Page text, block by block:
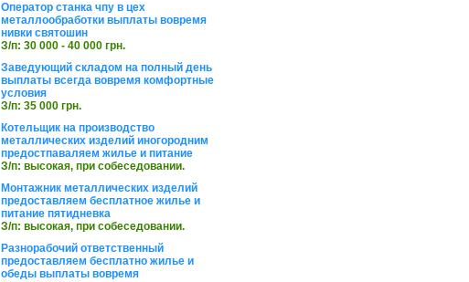
Оператор станка чпу в цех
металлообработки выплаты вовремя
нивки святошин
З/п: 30 000 - 40 000 грн.
Заведующий складом на полный день
выплаты всегда вовремя комфортные
условия
З/п: 35 000 грн.
Котельщик на производство
металлических изделий иногородним
предостпаваляем жилье и питание
З/п: высокая, при собеседовании.
Монтажник металлических изделий
предоставляем бесплатное жилье и
питание пятидневка
З/п: высокая, при собеседовании.
Разнорабочий ответственный
предоставляем бесплатно жилье и
обеды выплаты вовремя